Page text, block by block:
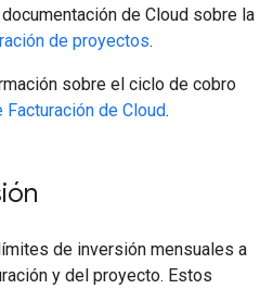
de Cloud sobre la
de proyectos.
sobre el ciclo de cobro
Facturación de Cloud.
de inversión mensuales a
y del proyecto. Estos